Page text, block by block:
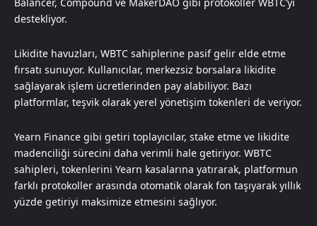
destekliyor.
Likidite havuzları, WBTC sahiplerine pasif gelir elde etme
fırsatı sunuyor. Kullanıcılar, merkezsiz borsalara likidite
sağlayarak işlem ücretlerinden pay alabiliyor. Bazı
platformlar, teşvik olarak yerel yönetişim tokenleri de veriyor.
Yearn Finance gibi getiri toplayıcılar, stake etme ve likidite
madenciliği sürecini daha verimli hale getiriyor. WBTC
sahipleri, tokenlerini Yearn kasalarına yatırarak, platformun
farklı protokoller arasında otomatik olarak fon taşıyarak yıllık
yüzde getiriyi maksimize etmesini sağlıyor.